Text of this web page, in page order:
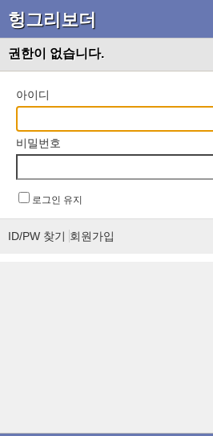
헝그리보더
권한이 없습니다.
아이디
비밀번호
로그인 유지
ID/PW 찾기 회원가입